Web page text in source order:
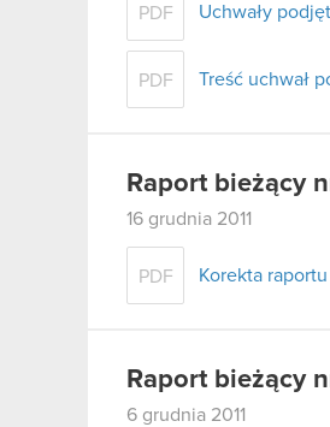
PDF Uchwały
PDF Treść uchwał
Raport bieżący
16 grudnia 2011
PDF Korekta
Raport bieżący
6 grudnia 2011